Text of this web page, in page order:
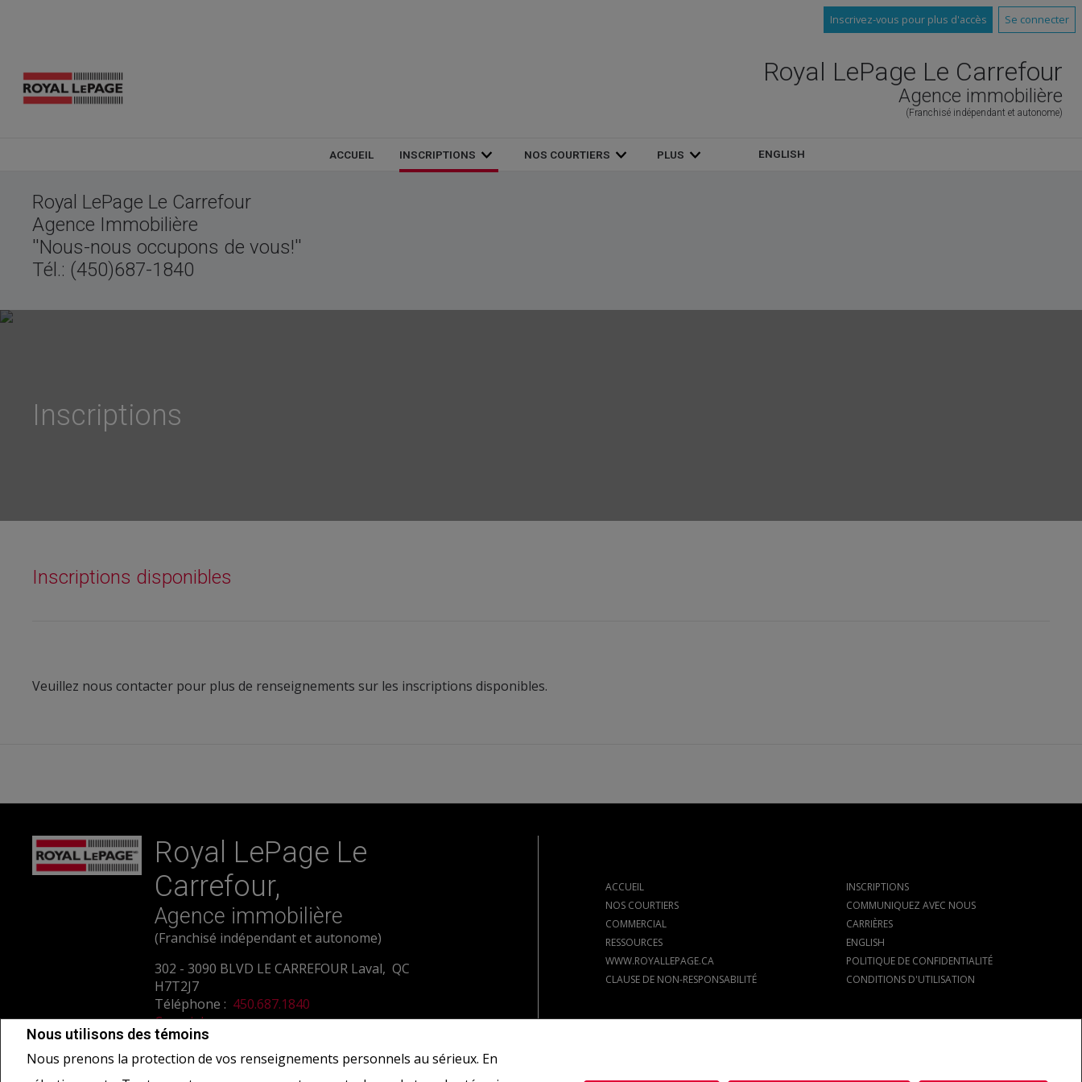
Nous utilisons des témoins
Nous prenons la protection de vos renseignements personnels au sérieux. En
Inscrivez-vous pour plus d'accès Se connecter
Royal LePage Le Carrefour
Agence immobilière
(Franchisé indépendant et autonome)
ACCUEIL INSCRIPTIONS NOS COURTIERS PLUS ENGLISH
Royal LePage Le Carrefour
Agence Immobilière
''Nous-nous occupons de vous!''
Tél.: (450)687-1840
Inscriptions
Inscriptions disponibles
Veuillez nous contacter pour plus de renseignements sur les inscriptions disponibles.
Royal LePage Le
Carrefour,
Agence immobilière
(Franchisé indépendant et autonome)
302 - 3090 BLVD LE CARREFOUR Laval, QC
H7T2J7
Téléphone : 450.687.1840
Courriel
ACCUEIL
INSCRIPTIONS
NOS COURTIERS
COMMUNIQUEZ AVEC NOUS
COMMERCIAL
CARRIÈRES
RESSOURCES
ENGLISH
WWW.ROYALLEPAGE.CA
POLITIQUE DE CONFIDENTIALITÉ
CLAUSE DE NON-RESPONSABILITÉ
CONDITIONS D'UTILISATION
Ne vise pas à solliciter les acheteurs ou vendeurs, propriétaires ou locataires actuellement sous contrat. REALTOR®, REALTORS® et le logo REALTOR® sont des marques déposées de REALTOR® Canada Inc., une compagnie dont la